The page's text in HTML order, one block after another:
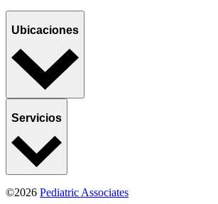
Ubicaciones
Servicios
©2026 Pediatric Associates